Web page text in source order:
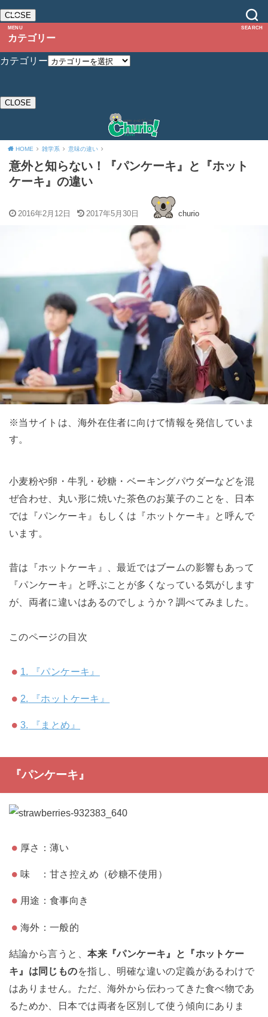
MENU
CLOSE
カテゴリー
カテゴリー
CLOSE
SEARCH
HOME 雑学系 意味の違い
意外と知らない！『パンケーキ』と『ホット
ケーキ』の違い
2016年2月12日 2017年5月30日 churio
※当サイトは、海外在住者に向けて情報を発信していま
す。
小麦粉や卵・牛乳・砂糖・ベーキングパウダーなどを混
ぜ合わせ、丸い形に焼いた茶色のお菓子のことを、日本
では『パンケーキ』もしくは『ホットケーキ』と呼んで
います。
昔は『ホットケーキ』、最近ではブームの影響もあって
『パンケーキ』と呼ぶことが多くなっている気がします
が、両者に違いはあるのでしょうか？調べてみました。
このページの目次
1. 『パンケーキ』
2. 『ホットケーキ』
3. 『まとめ』
『パンケーキ』
厚さ：薄い
味 ：甘さ控えめ（砂糖不使用）
用途：食事向き
海外：一般的
結論から言うと、本来『パンケーキ』と『ホットケー
キ』は同じものを指し、明確な違いの定義があるわけで
はありません。ただ、海外から伝わってきた食べ物であ
るためか、日本では両者を区別して使う傾向にありま